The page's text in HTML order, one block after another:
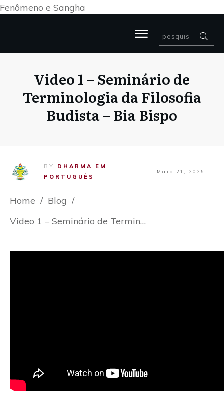
Fenômeno e Sangha
Video 1 – Seminário de
Terminologia da Filosofia
Budista – Bia Bispo
BY DHARMA EM
PORTUGUÊS
Maio 21, 2025
Home / Blog /
Video 1 – Seminário de Terminologia da Filosofia Budista – Bia Bispo